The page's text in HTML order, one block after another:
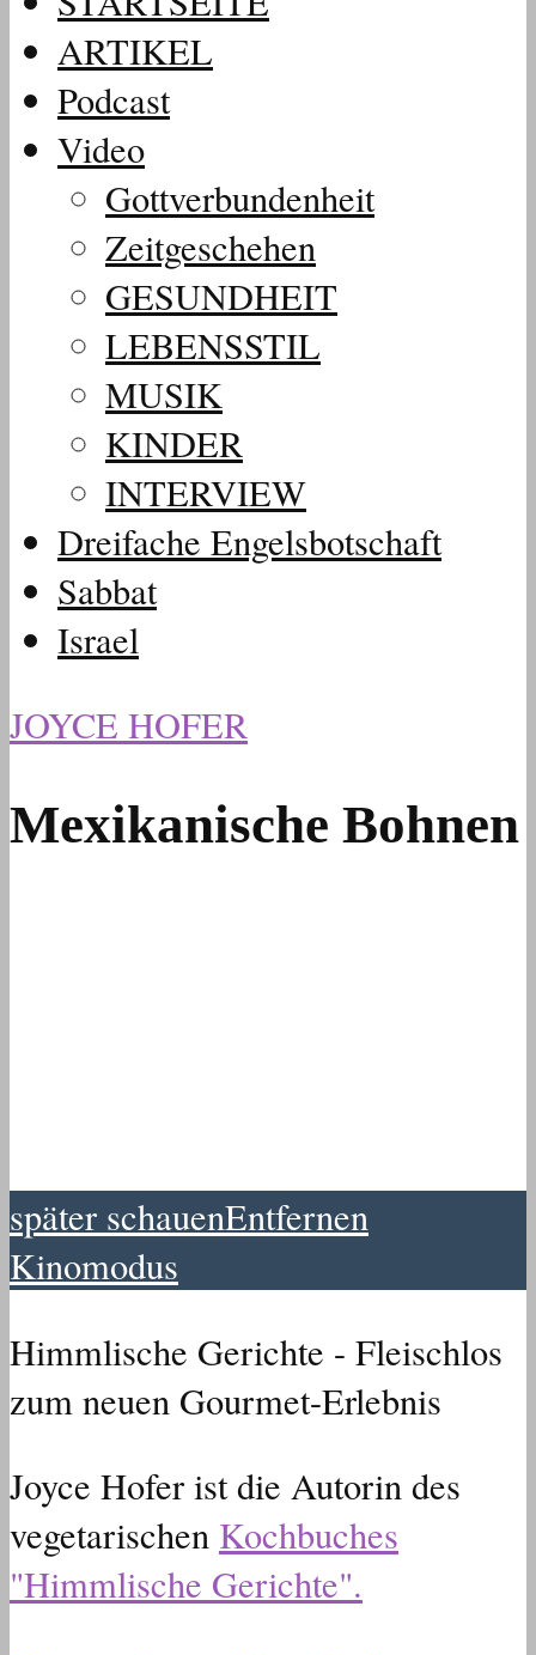
ARTIKEL
Podcast
Video
Gottverbundenheit
Zeitgeschehen
GESUNDHEIT
LEBENSSTIL
MUSIK
KINDER
INTERVIEW
Dreifache Engelsbotschaft
Sabbat
Israel
JOYCE HOFER
Mexikanische Bohnen
später schauenEntfernen
Kinomodus
Himmlische Gerichte - Fleischlos
zum neuen Gourmet-Erlebnis
Joyce Hofer ist die Autorin des
vegetarischen Kochbuches
"Himmlische Gerichte".